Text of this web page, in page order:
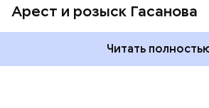
Арест и розыск Гасанова
Читать
Началось расследование. В